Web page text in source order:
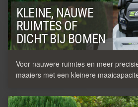
KLEINE, NAUWE
RUIMTES OF
DICHT BIJ BOMEN
Voor nauwere ruimtes en meer
maaiers met een kleinere